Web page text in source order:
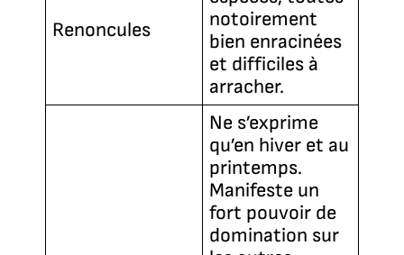
Renoncules
notoirement
bien enracinées
et difficiles à
arracher.
Ne s’exprime
qu’en hiver et au
printemps.
Manifeste un
fort pouvoir de
domination sur